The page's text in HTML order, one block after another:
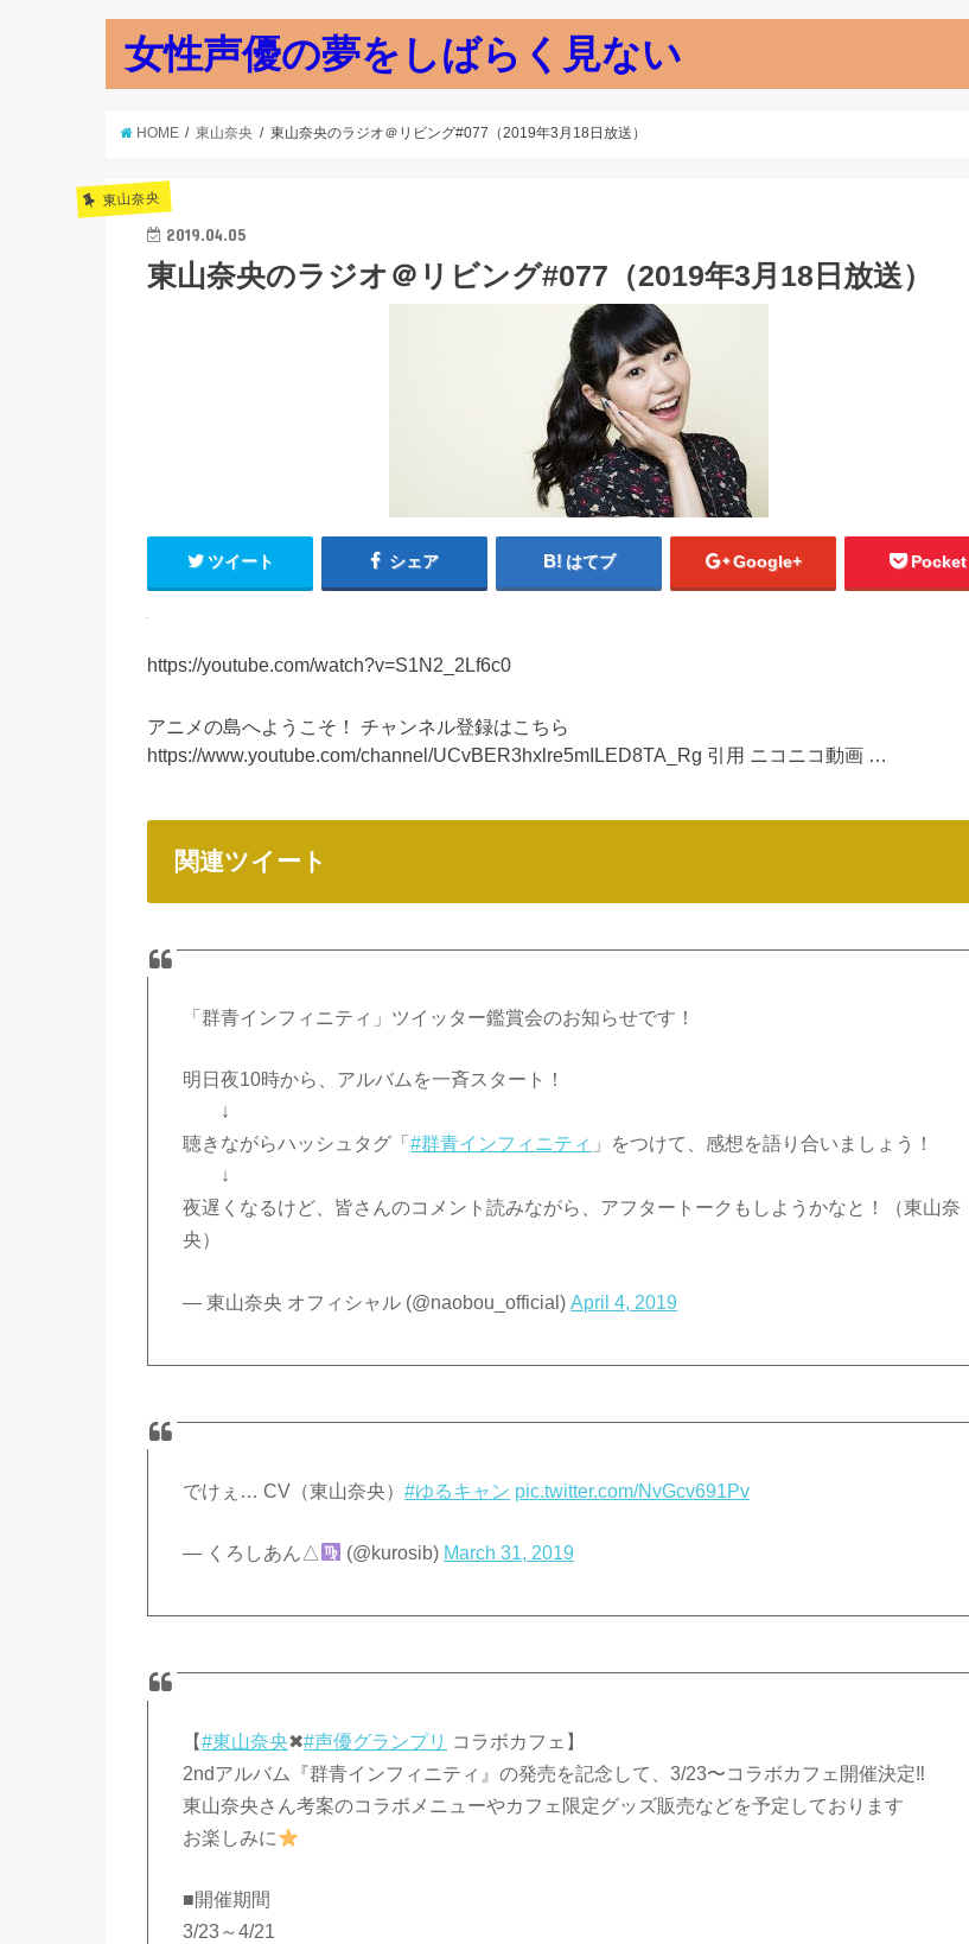
女性声優の夢をしばらく見ない
HOME 東山奈央 東山奈央のラジオ＠リビング#077（2019年3月18日放送）
東山奈央
2019.04.05
東山奈央のラジオ＠リビング#077（2019年3月18日放送）
ツイート シェア はてブ Google+ Pocket
https://youtube.com/watch?v=S1N2_2Lf6c0
アニメの島へようこそ！ チャンネル登録はこちら
https://www.youtube.com/channel/UCvBER3hxlre5mILED8TA_Rg 引用 ニコニコ動画 …
関連ツイート
「群青インフィニティ」ツイッター鑑賞会のお知らせです！
明日夜10時から、アルバムを一斉スタート！
↓
聴きながらハッシュタグ「#群青インフィニティ 」をつけて、感想を語り合いましょう！
↓
夜遅くなるけど、皆さんのコメント読みながら、アフタートークもしようかなと！（東山奈
央）
— 東山奈央 オフィシャル (@naobou_official)April 4, 2019
でけぇ… CV（東山奈央）#ゆるキャン pic.twitter.com/NvGcv691Pv
— くろしあん△ (@kurosib) March 31, 2019
【#東山奈央✖︎#声優グランプリ コラボカフェ】
2ndアルバム『群青インフィニティ』の発売を記念して、3/23〜コラボカフェ開催決定‼
東山奈央さん考案のコラボメニューやカフェ限定グッズ販売などを予定しております
お楽しみに
■開催期間
3/23～4/21